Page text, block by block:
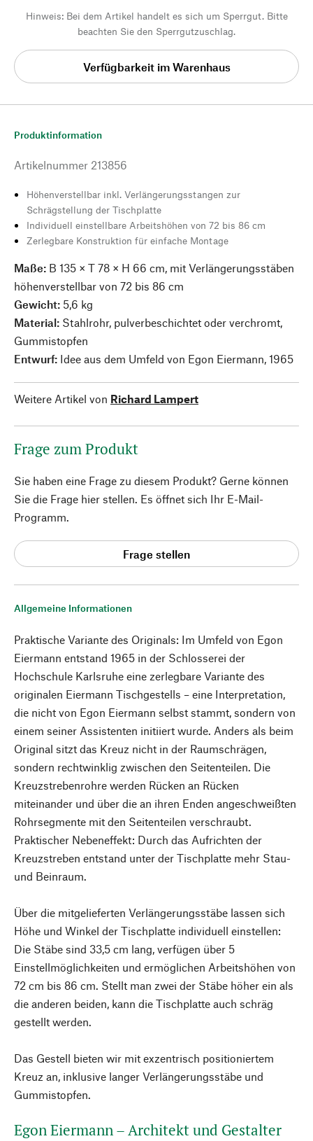
Hinweis: Bei dem Artikel handelt es sich um Sperrgut. Bitte
beachten Sie den Sperrgutzuschlag.
Verfügbarkeit im Warenhaus
Allgemeine Informationen
Praktische Variante des Originals: Im Umfeld von Egon
Eiermann entstand 1965 in der Schlosserei der
Hochschule Karlsruhe eine zerlegbare Variante des
originalen Eiermann Tischgestells – eine Interpretation,
die nicht von Egon Eiermann selbst stammt, sondern von
einem seiner Assistenten initiiert wurde. Anders als beim
Original sitzt das Kreuz nicht in der Raumschrägen,
sondern rechtwinklig zwischen den Seitenteilen. Die
Kreuzstrebenrohre werden Rücken an Rücken
miteinander und über die an ihren Enden angeschweißten
Rohrsegmente mit den Seitenteilen verschraubt.
Praktischer Nebeneffekt: Durch das Aufrichten der
Kreuzstreben entstand unter der Tischplatte mehr Stau-
und Beinraum.
Über die mitgelieferten Verlängerungsstäbe lassen sich
Höhe und Winkel der Tischplatte individuell einstellen:
Die Stäbe sind 33,5 cm lang, verfügen über 5
Einstellmöglichkeiten und ermöglichen Arbeitshöhen von
72 cm bis 86 cm. Stellt man zwei der Stäbe höher ein als
die anderen beiden, kann die Tischplatte auch schräg
gestellt werden.
Das Gestell bieten wir mit exzentrisch positioniertem
Kreuz an, inklusive langer Verlängerungsstäbe und
Gummistopfen.
Egon Eiermann – Architekt und Gestalter
Produktinformation
Artikelnummer 213856
Höhenverstellbar inkl. Verlängerungsstangen zur
Schrägstellung der Tischplatte
Individuell einstellbare Arbeitshöhen von 72 bis 86 cm
Zerlegbare Konstruktion für einfache Montage
Maße: B 135 × T 78 × H 66 cm, mit Verlängerungsstäben
höhenverstellbar von 72 bis 86 cm
Gewicht: 5,6 kg
Material: Stahlrohr, pulverbeschichtet oder verchromt,
Gummistopfen
Entwurf: Idee aus dem Umfeld von Egon Eiermann, 1965
Weitere Artikel von Richard Lampert
Frage zum Produkt
Sie haben eine Frage zu diesem Produkt? Gerne können
Sie die Frage hier stellen. Es öffnet sich Ihr E-Mail-
Programm.
Frage stellen